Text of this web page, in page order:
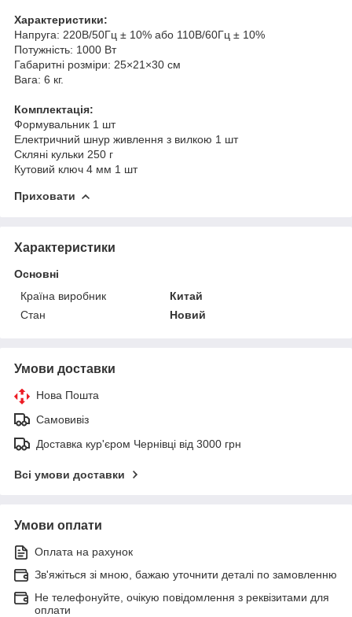
Характеристики:
Напруга: 220В/50Гц ± 10% або 110В/60Гц ± 10%
Потужність: 1000 Вт
Габаритні розміри: 25×21×30 см
Вага: 6 кг.
Комплектація:
Формувальник 1 шт
Електричний шнур живлення з вилкою 1 шт
Скляні кульки 250 г
Кутовий ключ 4 мм 1 шт
Приховати
Характеристики
Основні
Країна виробник
Китай
Стан
Новий
Умови доставки
Нова Пошта
Самовивіз
Доставка кур'єром Чернівці від 3000 грн
Всі умови доставки
Умови оплати
Оплата на рахунок
Зв'яжіться зі мною, бажаю уточнити деталі по замовленню
Не телефонуйте, очікую повідомлення з реквізитами для
оплати